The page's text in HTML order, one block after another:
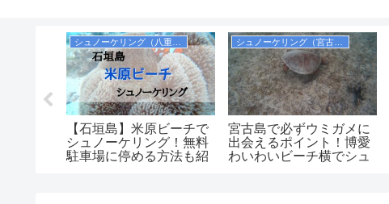
シュノーケリング（八重山諸島）
【石垣島】米原ビーチで
シュノーケリング！無料
駐車場に停める方法も紹
シュノーケリング（宮古諸島）
宮古島で必ずウミガメに
出会えるポイント！博愛
わいわいビーチ横でシュ